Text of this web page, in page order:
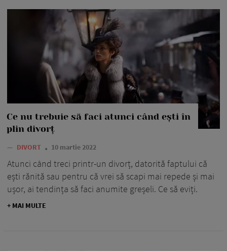
Ce nu trebuie să faci atunci când ești în
plin divorț
— DIVORT 10 martie 2022
Atunci când treci printr-un divorț, datorită faptului că
ești rănită sau pentru că vrei să scapi mai repede și mai
ușor, ai tendința să faci anumite greșeli. Ce să eviți.
+ MAI MULTE